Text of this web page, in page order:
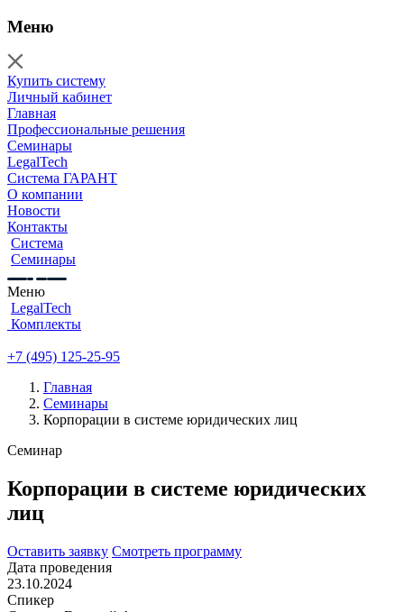
Меню
Купить систему
Личный кабинет
Главная
Профессиональные решения
Семинары
LegalTech
Система ГАРАНТ
О компании
Новости
Контакты
Система
Семинары
Меню
LegalTech
Комплекты
+7 (495) 125-25-95
Главная
Семинары
Корпорации в системе юридических лиц
Семинар
Корпорации в системе юридических
лиц
Оставить заявку Смотреть программу
Дата проведения
23.10.2024
Спикер